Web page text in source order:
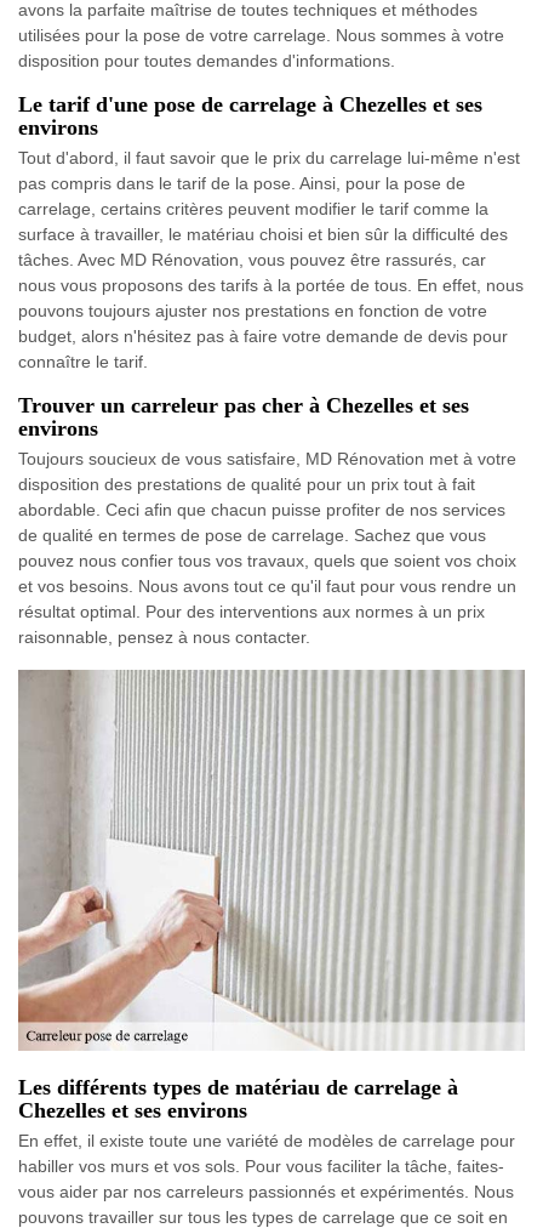
avons la parfaite maîtrise de toutes techniques et méthodes
utilisées pour la pose de votre carrelage. Nous sommes à votre
disposition pour toutes demandes d'informations.
Le tarif d'une pose de carrelage à Chezelles et ses
environs
Tout d'abord, il faut savoir que le prix du carrelage lui-même n'est
pas compris dans le tarif de la pose. Ainsi, pour la pose de
carrelage, certains critères peuvent modifier le tarif comme la
surface à travailler, le matériau choisi et bien sûr la difficulté des
tâches. Avec MD Rénovation, vous pouvez être rassurés, car
nous vous proposons des tarifs à la portée de tous. En effet, nous
pouvons toujours ajuster nos prestations en fonction de votre
budget, alors n'hésitez pas à faire votre demande de devis pour
connaître le tarif.
Trouver un carreleur pas cher à Chezelles et ses
environs
Toujours soucieux de vous satisfaire, MD Rénovation met à votre
disposition des prestations de qualité pour un prix tout à fait
abordable. Ceci afin que chacun puisse profiter de nos services
de qualité en termes de pose de carrelage. Sachez que vous
pouvez nous confier tous vos travaux, quels que soient vos choix
et vos besoins. Nous avons tout ce qu'il faut pour vous rendre un
résultat optimal. Pour des interventions aux normes à un prix
raisonnable, pensez à nous contacter.
Les différents types de matériau de carrelage à
Chezelles et ses environs
En effet, il existe toute une variété de modèles de carrelage pour
habiller vos murs et vos sols. Pour vous faciliter la tâche, faites-
vous aider par nos carreleurs passionnés et expérimentés. Nous
pouvons travailler sur tous les types de carrelage que ce soit en